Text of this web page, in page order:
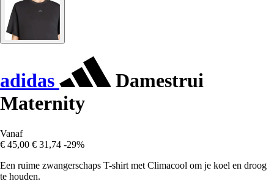
adidas
Damestrui
Maternity
Vanaf
€ 45,00 € 31,74 -29%
Een ruime zwangerschaps T-shirt met Climacool om je koel en droog
te houden.